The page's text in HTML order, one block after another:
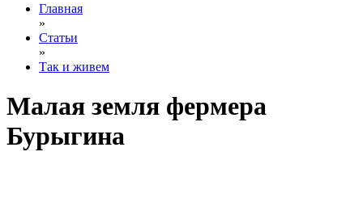
Главная
»
Статьи
»
Так и живем
Малая земля фермера
Бурыгина